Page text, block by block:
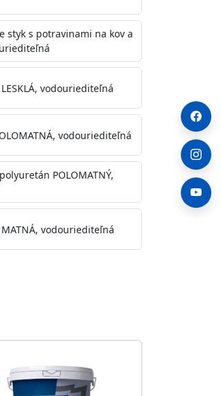
vyplňte
farbami
styk s potravinami na kov a
vodouriediteľná
vodouriediteľná
POLOMATNÝ,
vodouriediteľná